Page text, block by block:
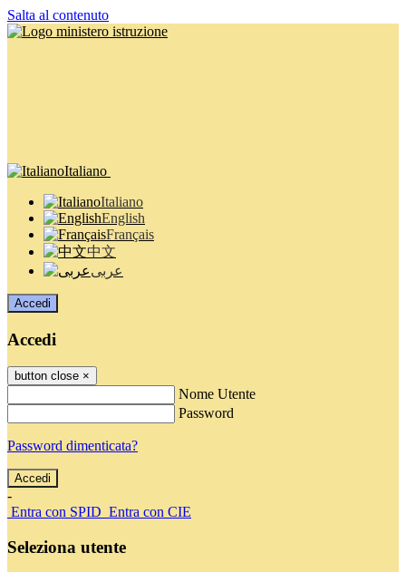
Salta al contenuto
Italiano
Italiano
English
Français
中文
عربى
Accedi
Accedi
button close ×
Nome Utente
Password
Password dimenticata?
-
Entra con SPID Entra con CIE
Seleziona utente